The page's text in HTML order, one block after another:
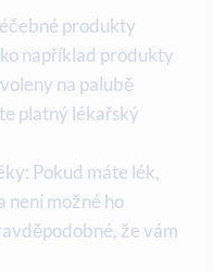
produkty
například produkty
na palubě
platný lékařský
Pokud máte lék,
není možné ho
že vám